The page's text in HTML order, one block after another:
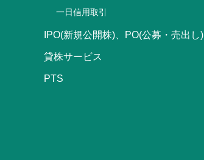
一日信用取引
IPO(新規公開株)、PO(公募・売出し)
貸株サービス
PTS